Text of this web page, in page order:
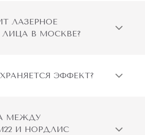
ЛАЗЕРНОЕ
В МОСКВЕ?
ЭФФЕКТ?
МЕЖДУ
И НОРДЛИС